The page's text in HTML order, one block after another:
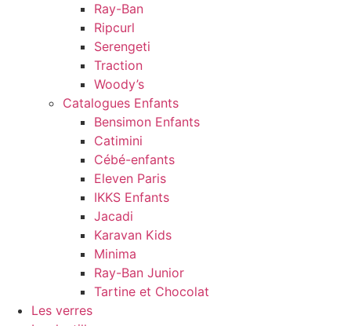
Ray-Ban
Ripcurl
Serengeti
Traction
Woody’s
Catalogues Enfants
Bensimon Enfants
Catimini
Cébé-enfants
Eleven Paris
IKKS Enfants
Jacadi
Karavan Kids
Minima
Ray-Ban Junior
Tartine et Chocolat
Les verres